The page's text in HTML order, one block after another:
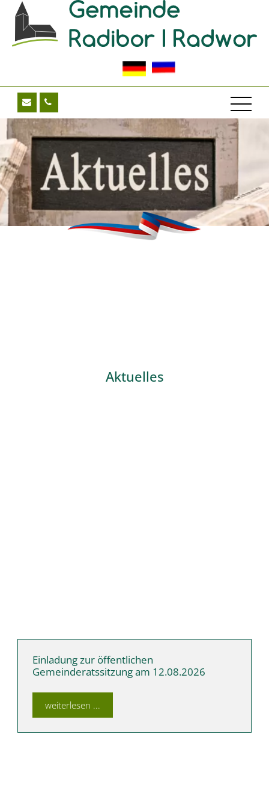
Aktuelles
Einladung zur öffentlichen
Gemeinderatssitzung am 12.08.2026
weiterlesen ...